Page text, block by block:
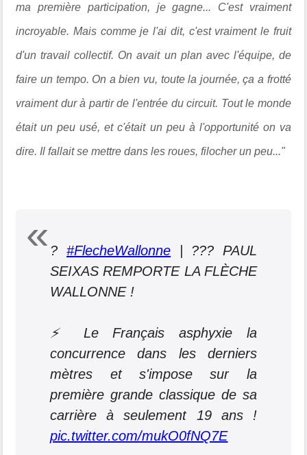
ma première participation, je gagne... C'est vraiment
incroyable. Mais comme je l'ai dit, c'est vraiment le fruit
d'un travail collectif. On avait un plan avec l'équipe, de
faire un tempo. On a bien vu, toute la journée, ça a frotté
vraiment dur à partir de l'entrée du circuit. Tout le monde
était un peu usé, et c'était un peu à l'opportunité on va
dire. Il fallait se mettre dans les roues, filocher un peu..."
? #FlecheWallonne | ??? PAUL
SEIXAS REMPORTE LA FLÈCHE
WALLONNE !
⚡️ Le Français asphyxie la
concurrence dans les derniers
mètres et s'impose sur la
première grande classique de sa
carrière à seulement 19 ans !
pic.twitter.com/mukO0fNQ7E